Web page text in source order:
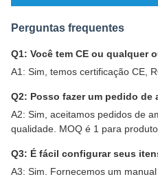
Perguntas frequentes
Q1: Você tem CE ou qualquer
A1: Sim, temos certificação CE,
Q2: Posso fazer um pedido de
A2: Sim, aceitamos pedidos de
qualidade. MOQ é 1 para
Q3: É fácil configurar seus
A3: Sim. Fornecemos um